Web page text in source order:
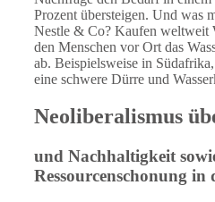
Prozent übersteigen. Und was
Nestle & Co? Kaufen weltweit
den Menschen vor Ort das
ab. Beispielsweise in
eine schwere Dürre und
Neoliberalismus
und Nachhaltigkeit
Ressourcenschonung in